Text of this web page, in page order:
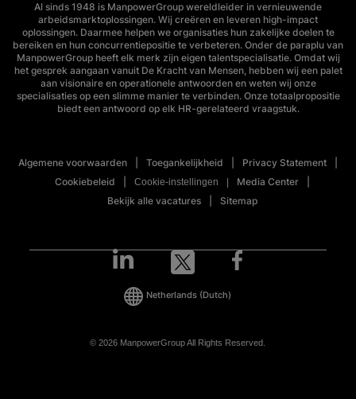
Al sinds 1948 is ManpowerGroup wereldleider in vernieuwende
arbeidsmarktoplossingen. Wij creëren en leveren high-impact
oplossingen. Daarmee helpen we organisaties hun zakelijke doelen te
bereiken en hun concurrentiepositie te verbeteren. Onder de paraplu van
ManpowerGroup heeft elk merk zijn eigen talentspecialisatie. Omdat wij
het gesprek aangaan vanuit De Kracht van Mensen, hebben wij een palet
aan visionaire en operationele antwoorden en weten wij onze
specialisaties op een slimme manier te verbinden. Onze totaalpropositie
biedt een antwoord op elk HR-gerelateerd vraagstuk.
Algemene voorwaarden Toegankelijkheid
Privacy Statement
Cookiebeleid
Cookie-instellingen
Media Center
Bekijk alle vacatures
Sitemap
© 2026 ManpowerGroup All Rights Reserved.
Netherlands (Dutch)